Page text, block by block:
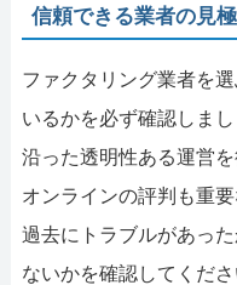
信頼できる業者の見
ファクタリング業者を
いるかを必ず確認しま
沿った透明性ある運営
オンラインの評判も重
過去にトラブルがあっ
ないかを確認してくだ